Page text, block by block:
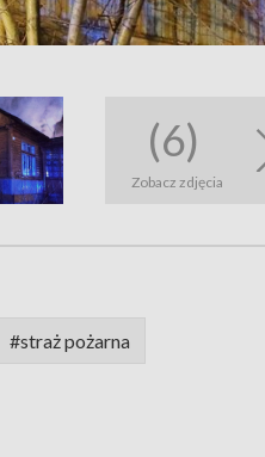
(6)
Zobacz zdjęcia
#straż pożarna